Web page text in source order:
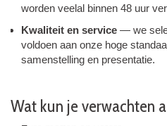
worden veelal binnen 48 uur
Kwaliteit en service — we
voldoen aan onze hoge
samenstelling en presentatie.
Wat kun je verwachten